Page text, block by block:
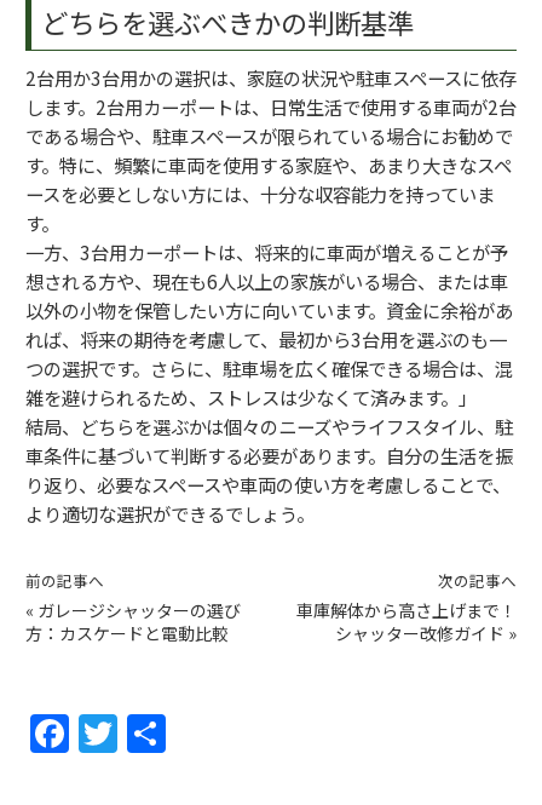
どちらを選ぶべきかの判断基準
2台用か3台用かの選択は、家庭の状況や駐車スペースに依存
します。2台用カーポートは、日常生活で使用する車両が2台
である場合や、駐車スペースが限られている場合にお勧めで
す。特に、頻繁に車両を使用する家庭や、あまり大きなスペ
ースを必要としない方には、十分な収容能力を持っていま
す。
一方、3台用カーポートは、将来的に車両が増えることが予
想される方や、現在も6人以上の家族がいる場合、または車
以外の小物を保管したい方に向いています。資金に余裕があ
れば、将来の期待を考慮して、最初から3台用を選ぶのも一
つの選択です。さらに、駐車場を広く確保できる場合は、混
雑を避けられるため、ストレスは少なくて済みます。」
結局、どちらを選ぶかは個々のニーズやライフスタイル、駐
車条件に基づいて判断する必要があります。自分の生活を振
り返り、必要なスペースや車両の使い方を考慮しることで、
より適切な選択ができるでしょう。
前の記事へ
« ガレージシャッターの選び
方：カスケードと電動比較
次の記事へ
車庫解体から高さ上げまで！
シャッター改修ガイド »
F
a
T
w